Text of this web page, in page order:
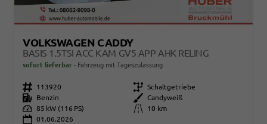
VOLKSWAGEN CADDY
BASIS 1.5TSI ACC KAM GV5 APP AHK RELING
sofort lieferbar Fahrzeug mit Tageszulassung
Fahrzeugnr. 113920 Getriebe Schaltgetriebe
Kraftstoff
Benzin Außenfarbe
Candyweiß
Leistung 85 kW (116 PS) Kilometerstand
10 km
01.06.2026